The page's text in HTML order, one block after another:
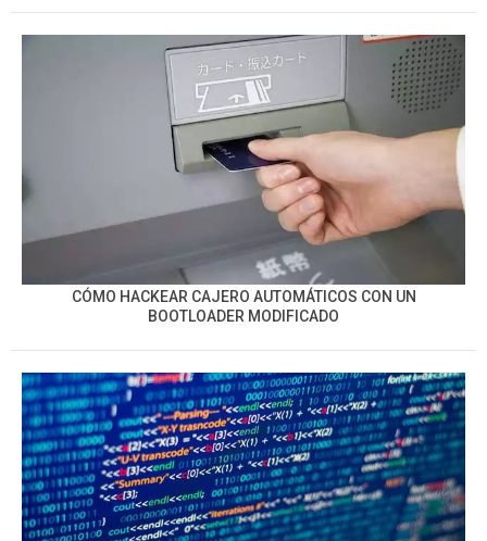
CÓMO HACKEAR CAJERO AUTOMÁTICOS CON UN
BOOTLOADER MODIFICADO